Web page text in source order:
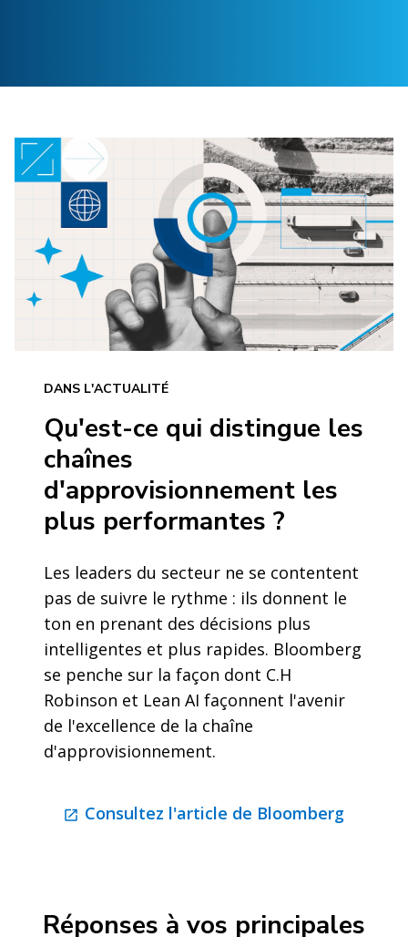
DANS L'ACTUALITÉ
Qu'est-ce qui distingue les
chaînes
d'approvisionnement les
plus performantes ?
Les leaders du secteur ne se contentent
pas de suivre le rythme : ils donnent le
ton en prenant des décisions plus
intelligentes et plus rapides. Bloomberg
se penche sur la façon dont C.H
Robinson et Lean AI façonnent l'avenir
de l'excellence de la chaîne
d'approvisionnement.
Consultez l'article de Bloomberg
Réponses à vos principales